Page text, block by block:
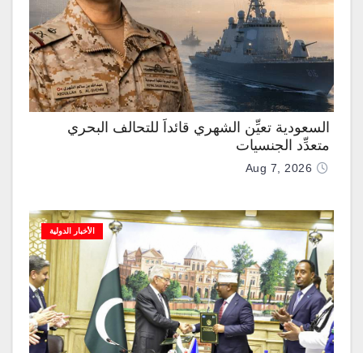
السعودية تعيِّن الشهري قائداً للتحالف البحري
متعدِّد الجنسيات
Aug 7, 2026
الأخبار الدولية